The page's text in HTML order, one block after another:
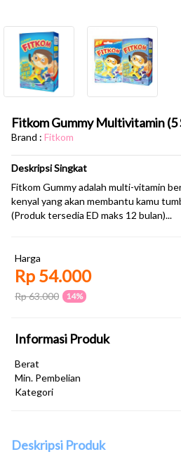
Fitkom Gummy Multivitamin (5
Brand : Fitkom
Deskripsi Singkat
Fitkom Gummy adalah multi-vitamin
kenyal yang akan membantu kamu
(Produk tersedia ED maks 12 bulan)...
Harga
Rp 54.000
Rp 63.000 14%
Informasi Produk
Berat
Min. Pembelian
Kategori
Deskripsi Produk